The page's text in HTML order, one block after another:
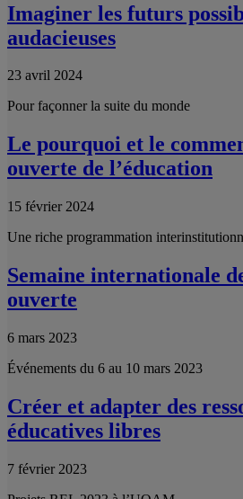
Imaginer les futurs
audacieuses
23 avril 2024
Pour façonner la suite du monde
Le pourquoi et le
ouverte de l’éducation
15 février 2024
Une riche programmation
Semaine internationale
ouverte
6 mars 2023
Événements du 6 au 10 mars 2023
Créer et adapter des
éducatives libres
7 février 2023